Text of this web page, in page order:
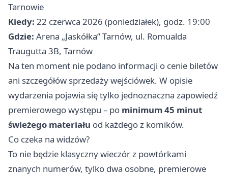
Tarnowie
Kiedy: 22 czerwca 2026 (poniedziałek), godz. 19:00
Gdzie: Arena „Jaskółka” Tarnów, ul. Romualda
Traugutta 3B, Tarnów
Na ten moment nie podano informacji o cenie biletów
ani szczegółów sprzedaży wejściówek. W opisie
wydarzenia pojawia się tylko jednoznaczna zapowiedź
premierowego występu – po minimum 45 minut
świeżego materiału od każdego z komików.
Co czeka na widzów?
To nie będzie klasyczny wieczór z powtórkami
znanych numerów, tylko dwa osobne, premierowe